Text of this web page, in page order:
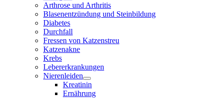
Arthrose und Arthritis
Blasenentzündung und Steinbildung
Diabetes
Durchfall
Fressen von Katzenstreu
Katzenakne
Krebs
Lebererkrankungen
Nierenleiden
Kreatinin
Ernährung